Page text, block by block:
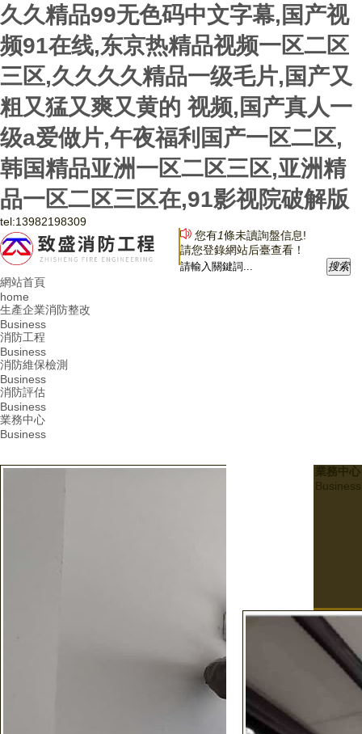
久久精品99无色码中文字幕,国产视
频91在线,东京热精品视频一区二区
三区,久久久久精品一级毛片,国产又
粗又猛又爽又黄的 视频,国产真人一
级a爱做片,午夜福利国产一区二区,
韩国精品亚洲一区二区三区,亚洲精
品一区二区三区在,91影视院破解版
tel:13982198309
您有1條未讀詢盤信息!
請您登錄網站后臺查看！
搜索
網站首頁
home
生產企業消防整改
Business
消防工程
Business
消防維保檢測
Business
消防評估
Business
業務中心
Business
業務中心
Business